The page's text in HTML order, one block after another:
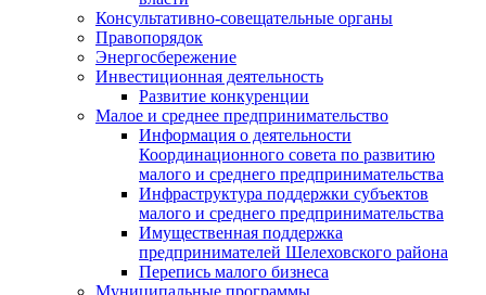
Консультативно-совещательные органы
Правопорядок
Энергосбережение
Инвестиционная деятельность
Развитие конкуренции
Малое и среднее предпринимательство
Информация о деятельности
Координационного совета по развитию
малого и среднего предпринимательства
Инфраструктура поддержки субъектов
малого и среднего предпринимательства
Имущественная поддержка
предпринимателей Шелеховского района
Перепись малого бизнеса
Муниципальные программы